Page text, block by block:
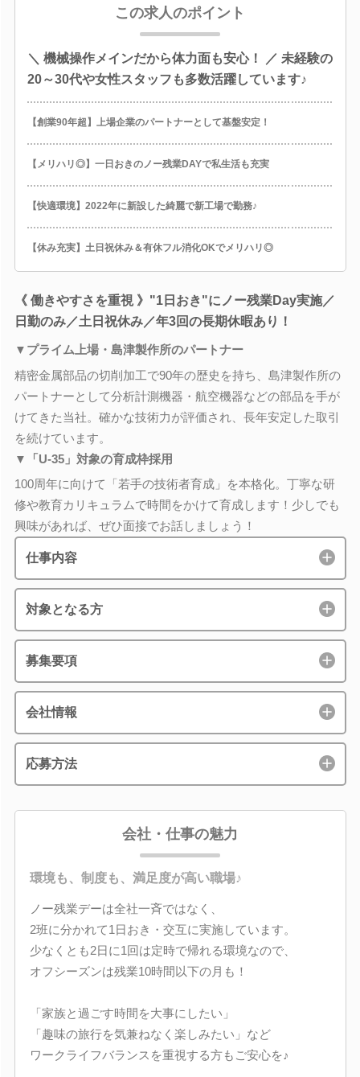
この求人のポイント
＼ 機械操作メインだから体力面も安心！ ／ 未経験の
20～30代や女性スタッフも多数活躍しています♪
【創業90年超】上場企業のパートナーとして基盤安定！
【メリハリ◎】一日おきのノー残業DAYで私生活も充実
【快適環境】2022年に新設した綺麗で新工場で勤務♪
【休み充実】土日祝休み＆有休フル消化OKでメリハリ◎
《 働きやすさを重視 》"1日おき"にノー残業Day実施／
日勤のみ／土日祝休み／年3回の長期休暇あり！
▼プライム上場・島津製作所のパートナー
精密金属部品の切削加工で90年の歴史を持ち、島津製作所の
パートナーとして分析計測機器・航空機器などの部品を手が
けてきた当社。確かな技術力が評価され、長年安定した取引
を続けています。
▼「U-35」対象の育成枠採用
100周年に向けて「若手の技術者育成」を本格化。丁寧な研
修や教育カリキュラムで時間をかけて育成します！少しでも
興味があれば、ぜひ面接でお話しましょう！
仕事内容
対象となる方
募集要項
会社情報
応募方法
会社・仕事の魅力
環境も、制度も、満足度が高い職場♪
ノー残業デーは全社一斉ではなく、
2班に分かれて1日おき・交互に実施しています。
少なくとも2日に1回は定時で帰れる環境なので、
オフシーズンは残業10時間以下の月も！
「家族と過ごす時間を大事にしたい」
「趣味の旅行を気兼ねなく楽しみたい」など
ワークライフバランスを重視する方もご安心を♪